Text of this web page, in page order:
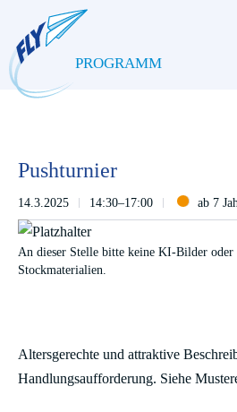
PROGRAMM
Pushturnier
14.3.2025
14:30–17:00 ab 7
An dieser Stelle bitte keine KI-Bilder oder
Stockmaterialien.
Altersgerechte und attraktive
Handlungsaufforderung. Siehe